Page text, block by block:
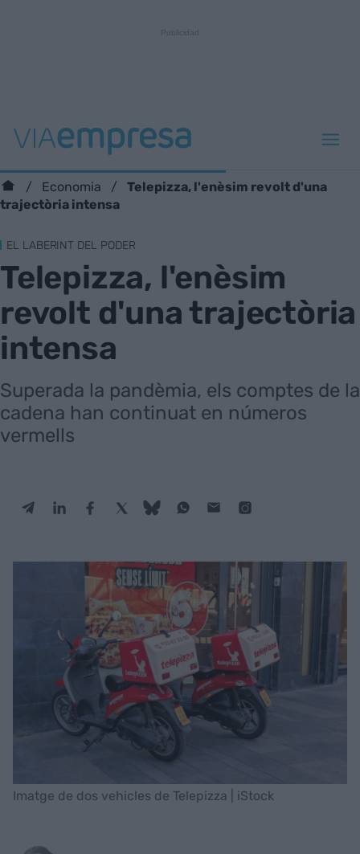
Economia
Telepizza, l'enèsim revolt d'una
trajectòria intensa
EL LABERINT DEL PODER
Telepizza, l'enèsim
revolt d'una trajectòria
intensa
Superada la pandèmia, els comptes de la
cadena han continuat en números
vermells
Imatge de dos vehicles de Telepizza | iStock